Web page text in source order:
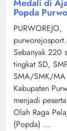
Medali di
Popda
PURWOREJO,
Sebanyak 220
tingkat SD,
SMA/SMK/
Kabupaten
menjadi
Olah Raga
(Popda) ...